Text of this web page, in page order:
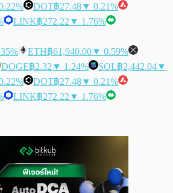
DOT฿27.48▼ 0.21%
LINK฿272.22 ▼ 1.76%
ETH฿61,940.00▼ 0.59%
DOGE฿2.32 ▼ 1.24% SOL฿2,442.04▼
DOT฿27.48▼ 0.21%
LINK฿272.22 ▼ 1.76%